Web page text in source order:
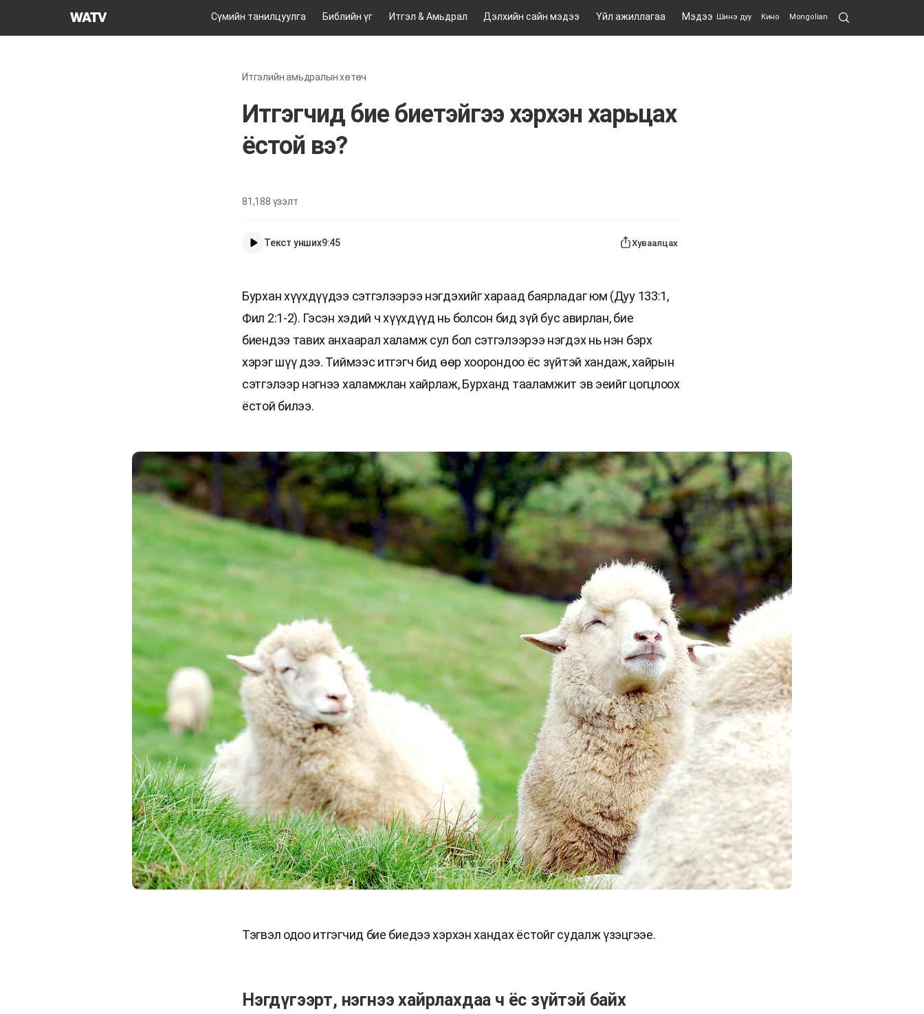
Бурханы
Сүмийн танилцуулга Библийн үг Итгэл & Амьдрал Дэлхийн сайн мэдээ Үйл ажиллагаа Мэдээ Шинэ дуу Кино Mongolian Search
Submit
Итгэлийн амьдралын хөтөч
Итгэгчид бие биетэйгээ хэрхэн харьцах
ёстой вэ?
81,188 үзэлт
Текст унших9:45 Хуваалцах
Бурхан хүүхдүүдээ сэтгэлээрээ нэгдэхийг хараад баярладаг юм (Дуу 133:1,
Фил 2:1-2). Гэсэн хэдий ч хүүхдүүд нь болсон бид зүй бус авирлан, бие
биендээ тавих анхаарал халамж сул бол сэтгэлээрээ нэгдэх нь нэн бэрх
хэрэг шүү дээ. Тиймээс итгэгч бид өөр хоорондоо ёс зүйтэй хандаж, хайрын
сэтгэлээр нэгнээ халамжлан хайрлаж, Бурханд тааламжит эв эеийг цогцлоох
ёстой билээ.
Тэгвэл одоо итгэгчид бие биедээ хэрхэн хандах ёстойг судалж үзэцгээе.
Нэгдүгээрт, нэгнээ хайрлахдаа ч ёс зүйтэй байх